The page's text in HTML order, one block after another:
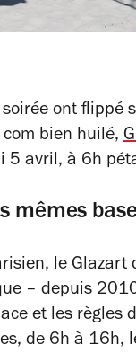
ont flippé
bien huilé,
5 avril, à 6h
mêmes
le Glazart
– depuis
et les règles
de 6h à 16h,